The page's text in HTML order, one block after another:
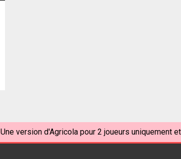
Une version d'Agricola pour 2 joueurs uniquement